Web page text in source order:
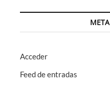
META
Acceder
Feed de entradas